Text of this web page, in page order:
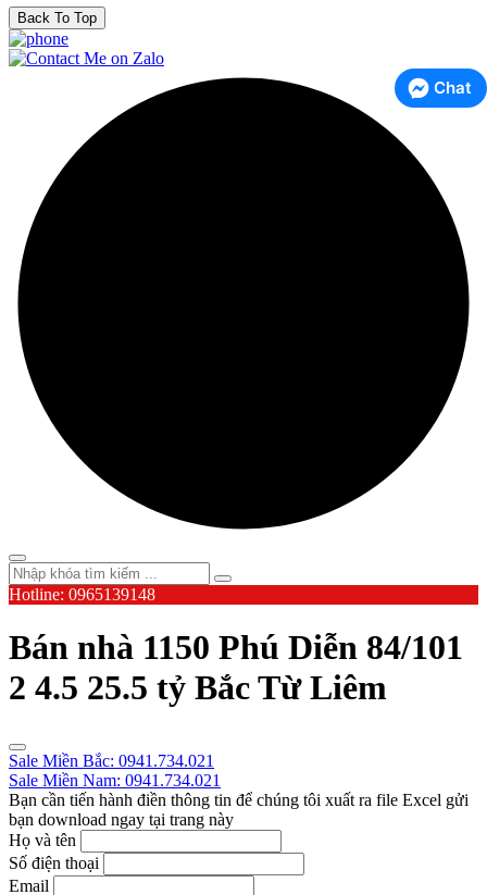
Back To Top
Chat
Hotline: 0965139148
Bán nhà 1150 Phú Diễn 84/101
2 4.5 25.5 tỷ Bắc Từ Liêm
Sale Miền Bắc: 0941.734.021
Sale Miền Nam: 0941.734.021
Bạn cần tiến hành điền thông tin để chúng tôi xuất ra file Excel gửi
bạn download ngay tại trang này
Họ và tên
Số điện thoại
Email